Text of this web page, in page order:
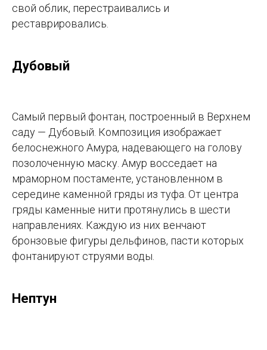
свой облик, перестраивались и
реставрировались.
Дубовый
Самый первый фонтан, построенный в Верхнем
саду — Дубовый. Композиция изображает
белоснежного Амура, надевающего на голову
позолоченную маску. Амур восседает на
мраморном постаменте, установленном в
середине каменной гряды из туфа. От центра
гряды каменные нити протянулись в шести
направлениях. Каждую из них венчают
бронзовые фигуры дельфинов, пасти которых
фонтанируют струями воды.
Нептун